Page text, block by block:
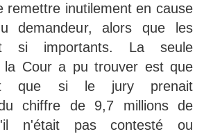
remettre inutilement en cause
demandeur, alors que les
si importants. La seule
la Cour a pu trouver est que
que si le jury prenait
chiffre de 9,7 millions de
n'était pas contesté ou